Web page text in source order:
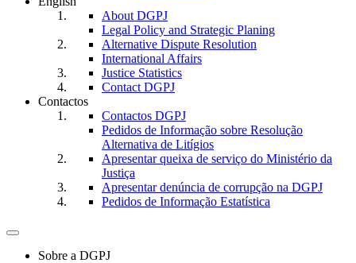
About DGPJ
Legal Policy and Strategic Planing
Alternative Dispute Resolution
International Affairs
Justice Statistics
Contact DGPJ
Contactos
Contactos DGPJ
Pedidos de Informação sobre Resolução
Alternativa de Litígios
Apresentar queixa de serviço do Ministério da
Justiça
Apresentar denúncia de corrupção na DGPJ
Pedidos de Informação Estatística
Toggle
navigationSobre a DGPJ